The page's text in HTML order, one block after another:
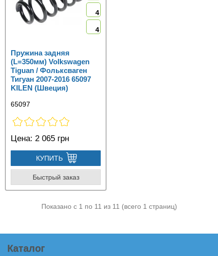
4
4
Пружина задняя
(L=350мм) Volkswagen
Tiguan / Фольксваген
Тигуан 2007-2016 65097
KILEN (Швеция)
65097
Цена: 2 065 грн
КУПИТЬ
Быстрый заказ
Показано с 1 по 11 из 11 (всего 1 страниц)
Каталог